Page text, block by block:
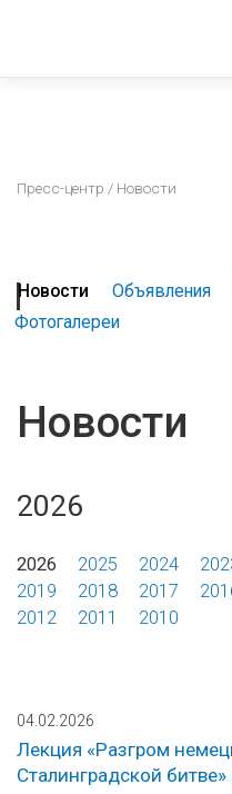
Пресс-центр / Новости
Новости Объявления
Фотогалереи
Новости
2026
2026 2025 2024
2019
2018 2017
2012
2011 2010
04.02.2026
Лекция «Разгром
Сталинградской